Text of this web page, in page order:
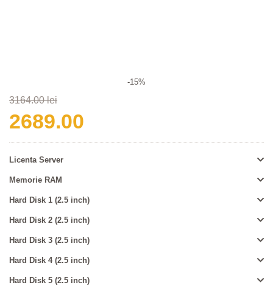
-15%
3164.00 lei
2689.00
Licenta Server
Memorie RAM
Hard Disk 1 (2.5 inch)
Hard Disk 2 (2.5 inch)
Hard Disk 3 (2.5 inch)
Hard Disk 4 (2.5 inch)
Hard Disk 5 (2.5 inch)